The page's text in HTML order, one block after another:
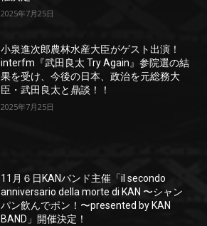
2025年7月25日
小泉進次郎農林水産大臣がゲスト出演！
interfm『武田良太 Try Again』参院選の結
果を受け、今後の日本、政治を元総務大
臣・武田良太と鼎談！！
2025年7月25日
11月６日KANバンド主催「il secondo
anniversario della morte di KAN 〜シャン
パン飲んでポン！〜presented by KAN
BAND」開催決定！